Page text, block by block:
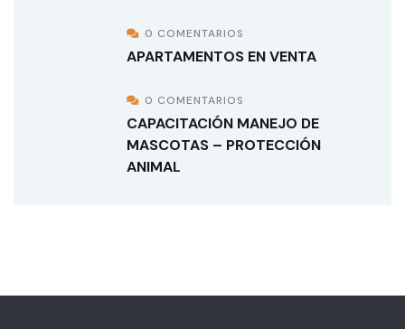
0 COMENTARIOS
APARTAMENTOS EN VENTA
0 COMENTARIOS
CAPACITACIÓN MANEJO DE
MASCOTAS – PROTECCIÓN
ANIMAL